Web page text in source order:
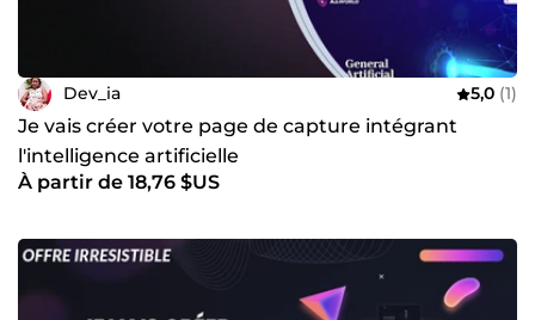
Dev_ia 5,0 (1)
Je vais créer votre page de capture intégrant
l'intelligence artificielle
À partir de 18,76 $US